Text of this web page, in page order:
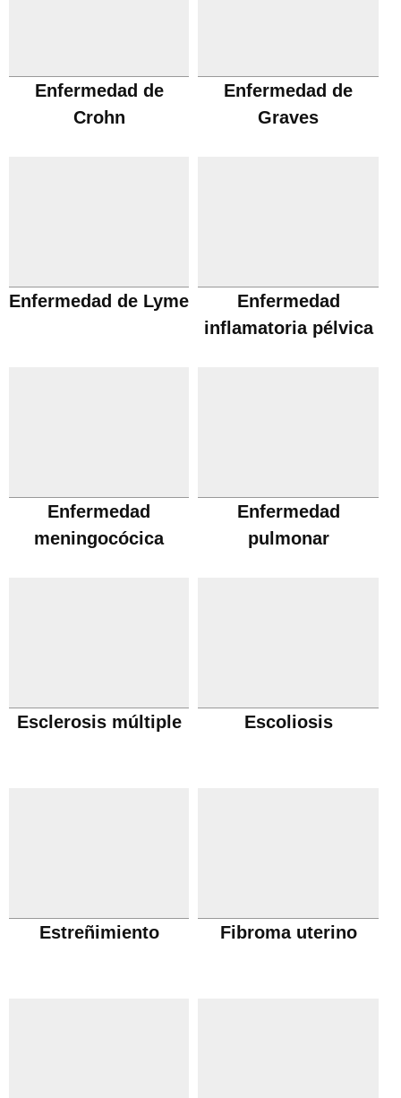
Enfermedad de
Crohn
Enfermedad de
Graves
Enfermedad de Lyme
Enfermedad
inflamatoria pélvica
Enfermedad
meningocócica
Enfermedad
pulmonar
Esclerosis múltiple Escoliosis
Estreñimiento Fibroma uterino